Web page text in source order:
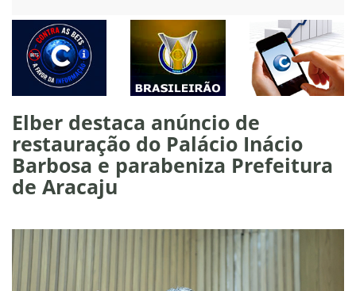
Elber destaca anúncio de
restauração do Palácio Inácio
Barbosa e parabeniza Prefeitura
de Aracaju